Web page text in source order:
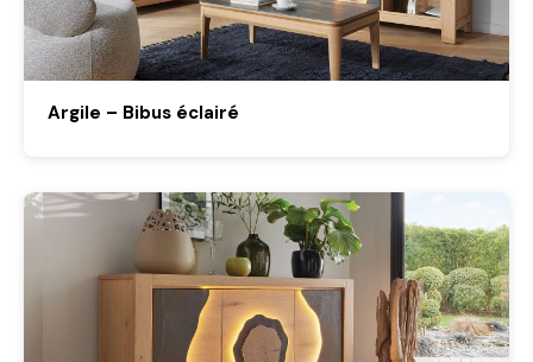
Argile – Bibus éclairé